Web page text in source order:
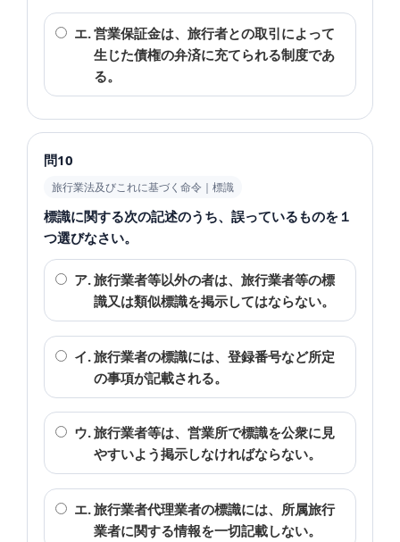
エ.営業保証金は、旅行者との取引によって
生じた債権の弁済に充てられる制度であ
る。
問10
旅行業法及びこれに基づく命令｜標識
標識に関する次の記述のうち、誤っているものを１
つ選びなさい。
ア.旅行業者等以外の者は、旅行業者等の標
識又は類似標識を掲示してはならない。
イ.旅行業者の標識には、登録番号など所定
の事項が記載される。
ウ.旅行業者等は、営業所で標識を公衆に見
やすいよう掲示しなければならない。
エ.旅行業者代理業者の標識には、所属旅行
業者に関する情報を一切記載しない。